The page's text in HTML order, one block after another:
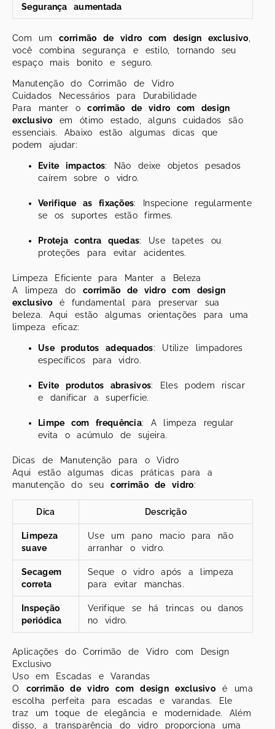
Segurança aumentada
Com umcorrimão de vidro com design exclusivo
você combina segurança e estilo, tornando seu
espaço mais bonito e seguro.
Manutenção do Corrimão de Vidro
Cuidados Necessários para Durabilidade
Para manter ocorrimão de vidro com design
exclusivo em ótimo estado, alguns cuidados são
essenciais. Abaixo estão algumas dicas que
podem ajudar:
Evite impactos: Não deixe objetos pesados
caírem sobre o vidro.
Verifique as fixações: Inspecione regularmente
se os suportes estão firmes.
Proteja contra quedas: Use tapetes ou
proteções para evitar acidentes.
Limpeza Eficiente para Manter a Beleza
A limpeza do corrimão de vidro com design
exclusivo é fundamental para preservar sua
beleza. Aqui estão algumas orientações para uma
limpeza eficaz:
Use produtos adequados: Utilize limpadores
específicos para vidro.
Evite produtos abrasivos: Eles podem riscar
e danificar a superfície.
Limpe com frequência: A limpeza regular
evita o acúmulo de sujeira.
Dicas de Manutenção para o Vidro
Aqui estão algumas dicas práticas para a
manutenção do seucorrimão de vidro:
Dica Descrição
Limpeza
suave
Use um pano macio para não
arranhar o vidro.
Secagem
correta
Seque o vidro após a limpeza
para evitar manchas.
Inspeção
periódica
Verifique se há trincas ou danos
no vidro.
Aplicações do Corrimão de Vidro com Design
Exclusivo
Uso em Escadas e Varandas
O corrimão de vidro com design exclusivo é uma
escolha perfeita para escadas e varandas. Ele
traz um toque de elegância e modernidade. Além
disso, a transparência do vidro proporciona uma